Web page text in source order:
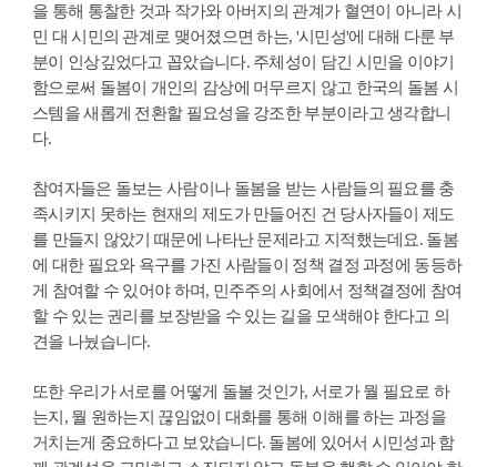
을 통해 통찰한 것과 작가와 아버지의 관계가 혈연이 아니라 시
민 대 시민의 관계로 맺어졌으면 하는, '시민성'에 대해 다룬 부
분이 인상깊었다고 꼽았습니다. 주체성이 담긴 시민을 이야기
함으로써 돌봄이 개인의 감상에 머무르지 않고 한국의 돌봄 시
스템을 새롭게 전환할 필요성을 강조한 부분이라고 생각합니
다.
참여자들은 돌보는 사람이나 돌봄을 받는 사람들의 필요를 충
족시키지 못하는 현재의 제도가 만들어진 건 당사자들이 제도
를 만들지 않았기 때문에 나타난 문제라고 지적했는데요. 돌봄
에 대한 필요와 욕구를 가진 사람들이 정책 결정 과정에 동등하
게 참여할 수 있어야 하며, 민주주의 사회에서 정책결정에 참여
할 수 있는 권리를 보장받을 수 있는 길을 모색해야 한다고 의
견을 나눴습니다.
또한 우리가 서로를 어떻게 돌볼 것인가, 서로가 뭘 필요로 하
는지, 뭘 원하는지 끊임없이 대화를 통해 이해를 하는 과정을
거치는게 중요하다고 보았습니다. 돌봄에 있어서 시민성과 함